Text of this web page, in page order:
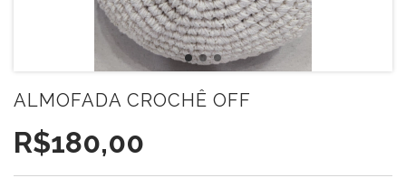
ALMOFADA CROCHÊ OFF
R$180,00